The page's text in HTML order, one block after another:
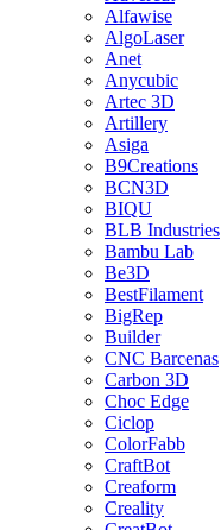
Alfawise
AlgoLaser
Anet
Anycubic
Artec 3D
Artillery
Asiga
B9Creations
BCN3D
BIQU
BLB Industries
Bambu Lab
Be3D
BestFilament
BigRep
Builder
CNC Barcenas
Carbon 3D
Choc Edge
Ciclop
ColorFabb
CraftBot
Creaform
Creality